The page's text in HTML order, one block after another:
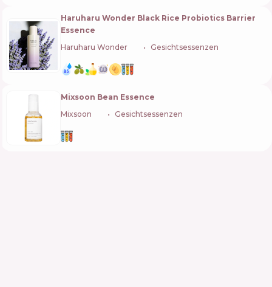
Haruharu Wonder Black Rice Probiotics Barrier
Essence
Haruharu Wonder
Gesichtsessenzen
Mixsoon Bean Essence
Mixsoon
Gesichtsessenzen